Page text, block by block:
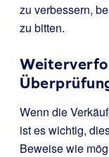
zu verbessern,
zu bitten.
Wenn die
ist es wichtig,
Beweise wie